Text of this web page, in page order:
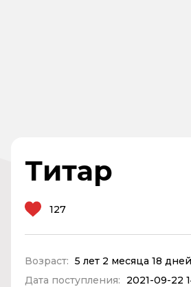
Титар
127
Возраст: 5 лет 2 месяца 18 дней
Дата поступления:
2021-09-22